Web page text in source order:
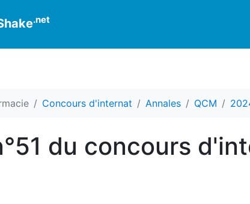
.net
Concours d'internat Annales QCM
du concours